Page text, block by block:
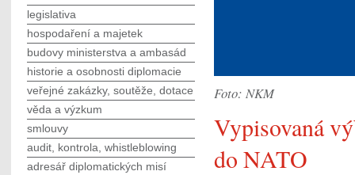
Foto: NKM
Vypisovaná
do NATO
legislativa
hospodaření a majetek
budovy ministerstva a ambasád
historie a osobnosti diplomacie
veřejné zakázky, soutěže, dotace
věda a výzkum
smlouvy
audit, kontrola, whistleblowing
adresář diplomatických misí